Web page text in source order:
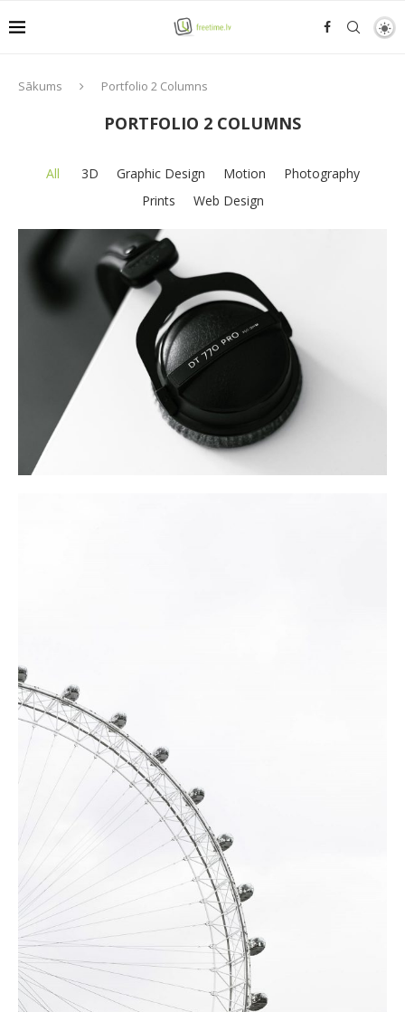
Sākums Portfolio 2 Columns
PORTFOLIO 2 COLUMNS
All 3D Graphic Design Motion
Photography
Prints
Web Design